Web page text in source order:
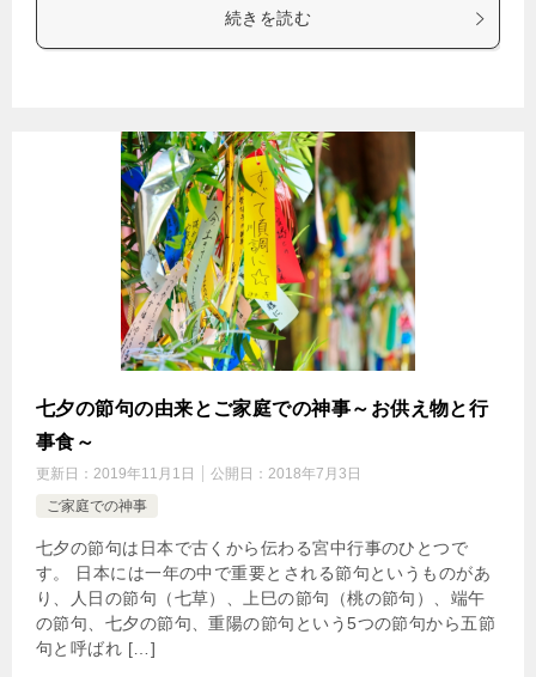
続きを読む
七夕の節句の由来とご家庭での神事～お供え物と行
事食～
更新日： 2019年11月1日 公開日： 2018年7月3日
ご家庭での神事
七夕の節句は日本で古くから伝わる宮中行事のひとつで
す。 日本には一年の中で重要とされる節句というものがあ
り、人日の節句（七草）、上巳の節句（桃の節句）、端午
の節句、七夕の節句、重陽の節句という5つの節句から五節
句と呼ばれ […]